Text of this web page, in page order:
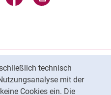
technisch
mit der
Cookies ein. Die